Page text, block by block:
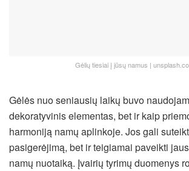
Gėlių tiesiai į jūsų namus |
Gėlės nuo seniausių laikų buvo
dekoratyvinis elementas, bet ir kaip
harmoniją namų aplinkoje. Jos gali
pasigerėjimą, bet ir teigiamai paveikti
namų nuotaiką. Įvairių tyrimų duomenys